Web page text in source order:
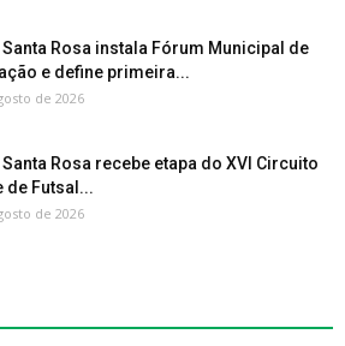
Santa Rosa instala Fórum Municipal de
e define primeira...
de 2026
Santa Rosa recebe etapa do XVI Circuito
de Futsal...
de 2026